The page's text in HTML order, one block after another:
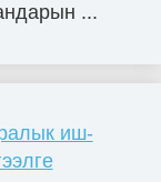
...
иш-